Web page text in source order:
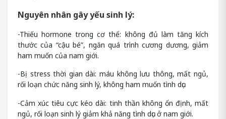
Nguyên nhân gây yếu sinh lý:
-Thiếu hormone trong cơ thể: không đủ làm tăng kích
thước của “cậu bé”, ngăn quá trình cương dương, giảm
ham muốn của nam giới.
-Bị stress thời gian dài: máu không lưu thông, mất ngủ,
rối loạn chức năng sinh lý, không ham muốn tình dục
-Cảm xúc tiêu cực kéo dài: tinh thần không ổn định, mất
ngủ, rối loạn sinh lý giảm khả năng tình dục ở nam giới.